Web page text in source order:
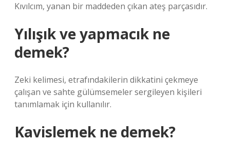
Kıvılcım, yanan bir maddeden çıkan ateş parçasıdır.
Yılışık ve yapmacık ne
demek?
Zeki kelimesi, etrafındakilerin dikkatini çekmeye
çalışan ve sahte gülümsemeler sergileyen kişileri
tanımlamak için kullanılır.
Kavislemek ne demek?